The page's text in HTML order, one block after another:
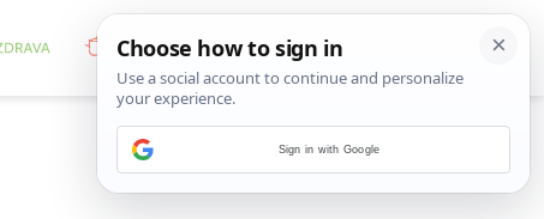
Sign in with Google